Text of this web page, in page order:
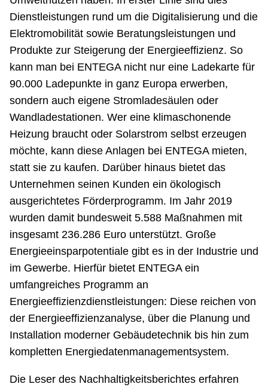
Dienstleistungen rund um die Digitalisierung und die
Elektromobilität sowie Beratungsleistungen und
Produkte zur Steigerung der Energieeffizienz. So
kann man bei ENTEGA nicht nur eine Ladekarte für
90.000 Ladepunkte in ganz Europa erwerben,
sondern auch eigene Stromladesäulen oder
Wandladestationen. Wer eine klimaschonende
Heizung braucht oder Solarstrom selbst erzeugen
möchte, kann diese Anlagen bei ENTEGA mieten,
statt sie zu kaufen. Darüber hinaus bietet das
Unternehmen seinen Kunden ein ökologisch
ausgerichtetes Förderprogramm. Im Jahr 2019
wurden damit bundesweit 5.588 Maßnahmen mit
insgesamt 236.286 Euro unterstützt. Große
Energieeinsparpotentiale gibt es in der Industrie und
im Gewerbe. Hierfür bietet ENTEGA ein
umfangreiches Programm an
Energieeffizienzdienstleistungen: Diese reichen von
der Energieeffizienzanalyse, über die Planung und
Installation moderner Gebäudetechnik bis hin zum
kompletten Energiedatenmanagementsystem.
Die Leser des Nachhaltigkeitsberichtes erfahren